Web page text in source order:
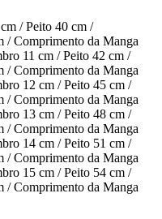
/ Peito 40 cm /
/ Comprimento da Manga
11 cm / Peito 42 cm /
/ Comprimento da Manga
12 cm / Peito 45 cm /
/ Comprimento da Manga
13 cm / Peito 48 cm /
/ Comprimento da Manga
14 cm / Peito 51 cm /
/ Comprimento da Manga
15 cm / Peito 54 cm /
/ Comprimento da Manga